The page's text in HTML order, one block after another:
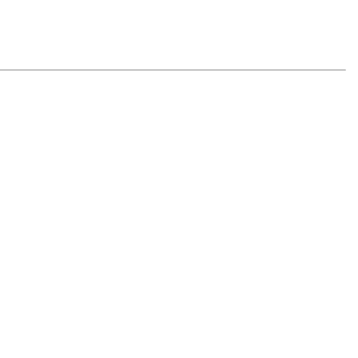
Vipps, Klarna och Google Pay.
debiteras kortet/fakturan.